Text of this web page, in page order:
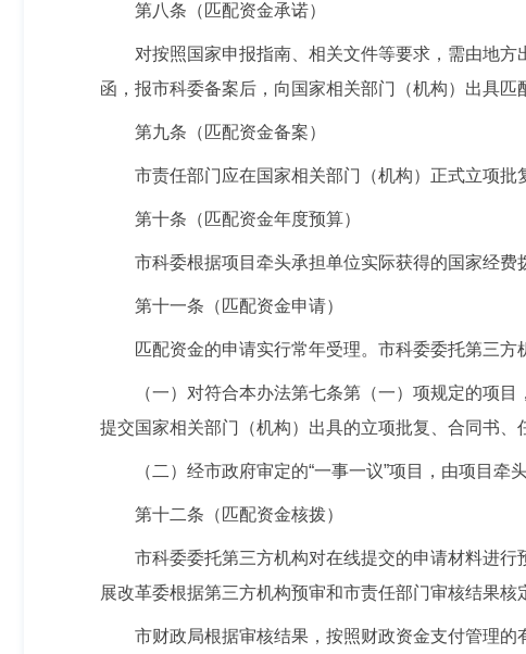
第八条（匹配资金承诺）
对按照国家申报指南、相关文件等要求，需由地
函，报市科委备案后，向国家相关部门（机构）出具匹
第九条（匹配资金备案）
市责任部门应在国家相关部门（机构）正式立项批
第十条（匹配资金年度预算）
市科委根据项目牵头承担单位实际获得的国家经
第十一条（匹配资金申请）
匹配资金的申请实行常年受理。市科委委托第三方
（一）对符合本办法第七条第（一）项规定的项
提交国家相关部门（机构）出具的立项批复、合同书
（二）经市政府审定的“一事一议”项目，由项目
第十二条（匹配资金核拨）
市科委委托第三方机构对在线提交的申请材料进
展改革委根据第三方机构预审和市责任部门审核结果核
市财政局根据审核结果，按照财政资金支付管理的